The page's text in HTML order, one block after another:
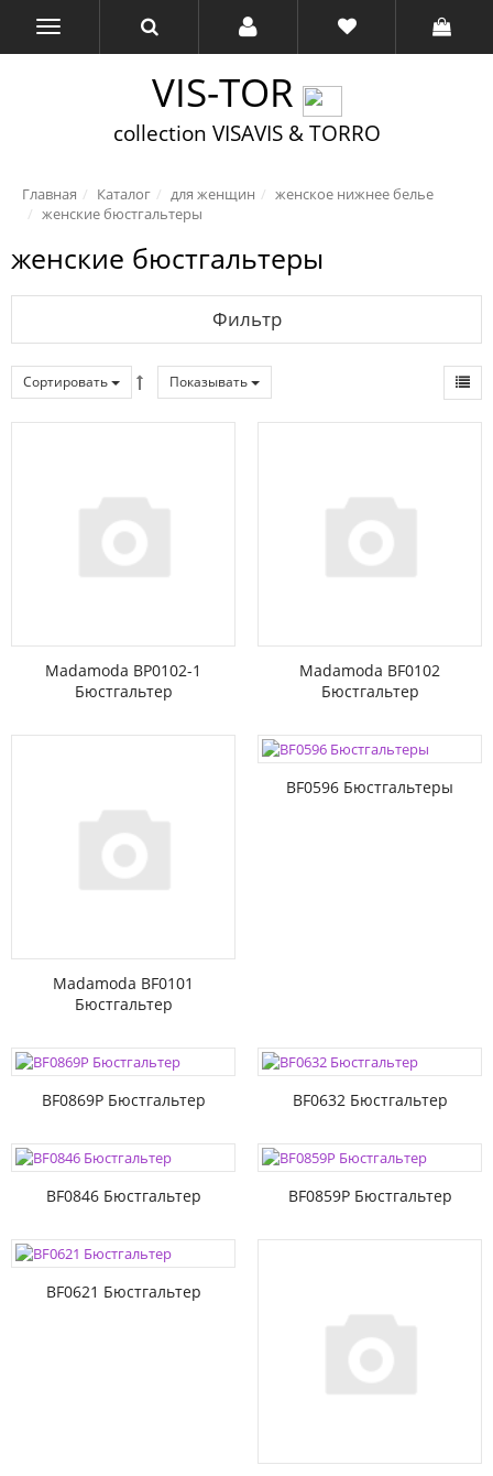
VIS-TOR
collection VISAVIS & TORRO
Главная Каталог для женщин
женское нижнее белье
женские бюстгальтеры
женские бюстгальтеры
Фильтр
Сортировать Показывать
Madamoda BP0102-1
Бюстгальтер
Madamoda BF0102
Бюстгальтер
Madamoda BF0101
Бюстгальтер
BF0596 Бюстгальтеры
BF0869P Бюстгальтер BF0632 Бюстгальтер
BF0846 Бюстгальтер BF0859P Бюстгальтер
BF0621 Бюстгальтер